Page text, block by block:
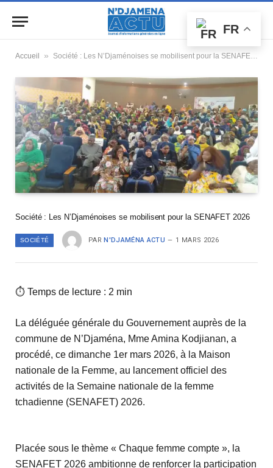
Accueil » Société : Les N’Djaménoises se mobilisent pour la SENAFET 2026
Société : Les N’Djaménoises se mobilisent pour la SENAFET 2026
SOCIÉTÉ PAR N'DJAMÉNA ACTU 1 MARS 2026
⏱ Temps de lecture : 2 min
La déléguée générale du Gouvernement auprès de la
commune de N’Djaména, Mme Amina Kodjianan, a
procédé, ce dimanche 1er mars 2026, à la Maison
nationale de la Femme, au lancement officiel des
activités de la Semaine nationale de la femme
tchadienne (SENAFET) 2026.
Placée sous le thème « Chaque femme compte », la
SENAFET 2026 ambitionne de renforcer la participation
FR